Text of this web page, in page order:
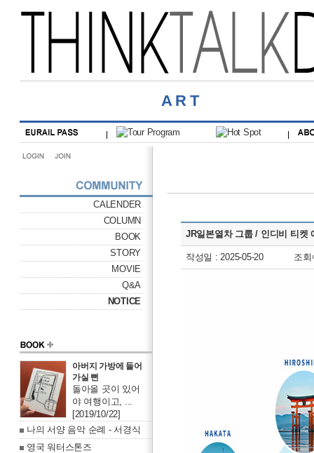
ART
CALENDER
COLUMN
BOOK
STORY
MOVIE
Q&A
NOTICE
아버지 가방에 들어
가실 뻔
돌아올 곳이 있어
야 여행이고, ...
[2019/10/22]
나의 서양 음악 순례 - 서경식
영국 워터스톤즈
JR일본열차 그룹 / 인디비 티켓
작성일 : 2025-05-20 조회